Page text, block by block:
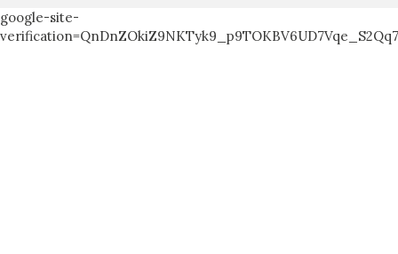
google-site-